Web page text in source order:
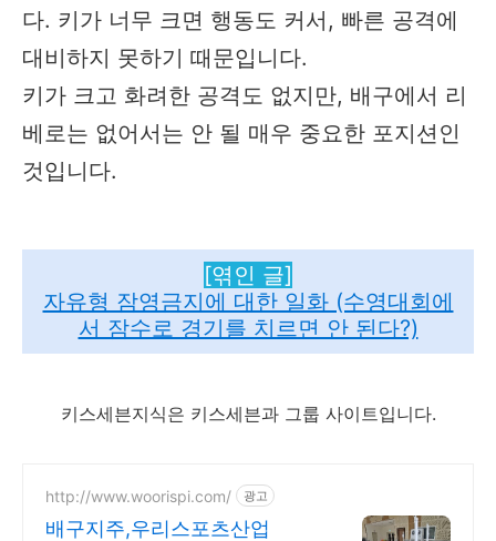
다. 키가 너무 크면 행동도 커서, 빠른 공격에
대비하지 못하기 때문입니다.
키가 크고 화려한 공격도 없지만, 배구에서 리
베로는 없어서는 안 될 매우 중요한 포지션인
것입니다.
[엮인 글]
자유형 잠영금지에 대한 일화 (수영대회에
서 잠수로 경기를 치르면 안 된다?)
키스세븐지식은 키스세븐과 그룹 사이트입니다.
http://www.woorispi.com/ 광고
배구지주,우리스포츠산업